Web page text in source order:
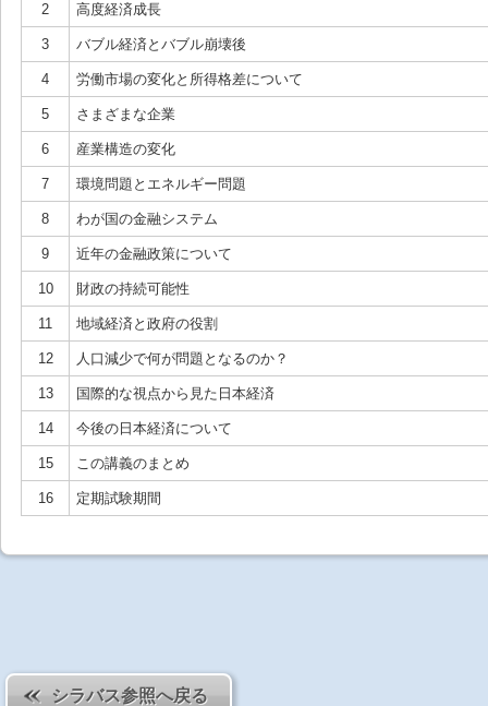
2 高度経済成長
3 バブル経済とバブル崩壊後
4 労働市場の変化と所得格差について
5 さまざまな企業
6 産業構造の変化
7 環境問題とエネルギー問題
8 わが国の金融システム
9 近年の金融政策について
10 財政の持続可能性
11 地域経済と政府の役割
12 人口減少で何が問題となるのか？
13 国際的な視点から見た日本経済
14 今後の日本経済について
15 この講義のまとめ
16 定期試験期間
シラバス参照へ戻る